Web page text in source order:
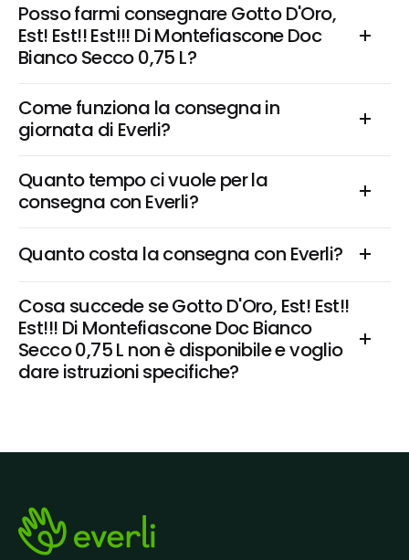
Posso farmi consegnare Gotto D'Oro,
Est! Est!! Est!!! Di Montefiascone Doc
Bianco Secco 0,75 L?
Come funziona la consegna in
giornata di Everli?
Quanto tempo ci vuole per la
consegna con Everli?
Quanto costa la consegna con Everli?
Cosa succede se Gotto D'Oro, Est! Est!!
Est!!! Di Montefiascone Doc Bianco
Secco 0,75 L non è disponibile e voglio
dare istruzioni specifiche?